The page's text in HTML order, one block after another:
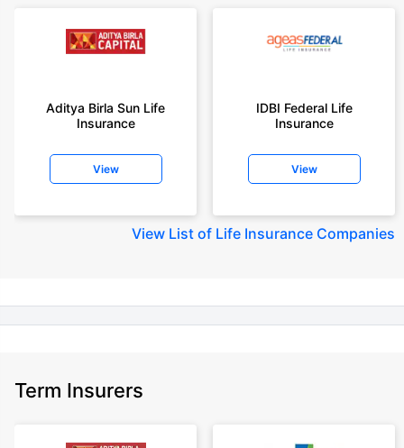
+On the basis of your profile
years of age, rounded off to nearest 10
insurance for an 18 year-old male, non-smoker, with no pre-existing
diseases, cover upto 30 years of age rounded off to nearest 10
old male, non-smoker, with no pre-existing diseases, cover upto 30 years
+Rs. 15/day is starting price for a 75 lakhs term life insurance for an 18
+Rs. 504/month is starting price for a 1.5 crore term life insurance for an 18
Aditya Birla Sun Life
Insurance
View
IDBI Federal Life
Insurance
View
View List of Life Insurance Companies
Term Insurers